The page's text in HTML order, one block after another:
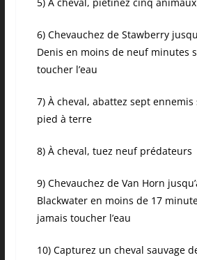
5) À cheval, piétinez cinq animaux
6) Chevauchez de Stawberry
Denis en moins de neuf minutes
toucher l’eau
7) À cheval, abattez sept
pied à terre
8) À cheval, tuez neuf prédateurs
9) Chevauchez de Van Horn
Blackwater en moins de 17
jamais toucher l’eau
10) Capturez un cheval sauvage